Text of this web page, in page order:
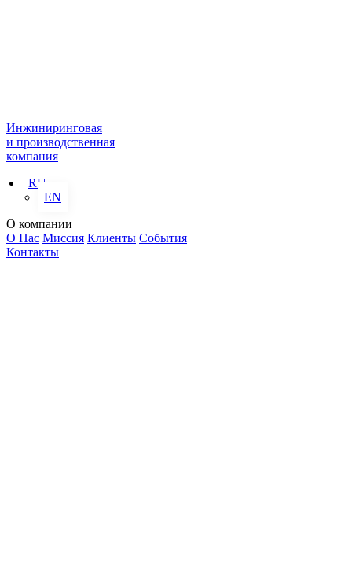
Инжиниринговая
и производственная
компания
RU
EN
О компании
О Нас Миссия Клиенты События
Контакты